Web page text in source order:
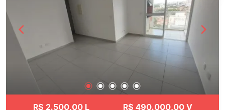
Presidente Dutra e às principais vias da cidade,
proporcionando deslocamento rápido para todas
as regiões de São José dos Campos. Agende já
#aptovenda #aptovendaSJC #JardimPaulista
#aceitapet #elevador
R$ 2.500,00 L R$ 490.000,00 V